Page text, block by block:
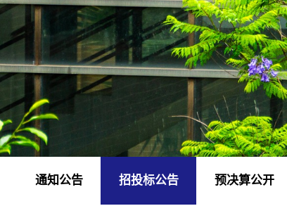
通知公告 招投标公告 预决算公开